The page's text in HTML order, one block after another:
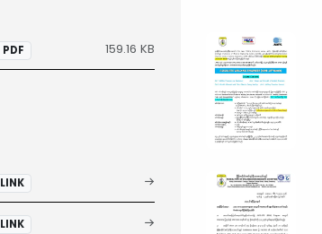
PDF 159.16 KB
LINK
LINK